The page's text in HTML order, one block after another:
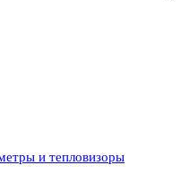
и тепловизоры